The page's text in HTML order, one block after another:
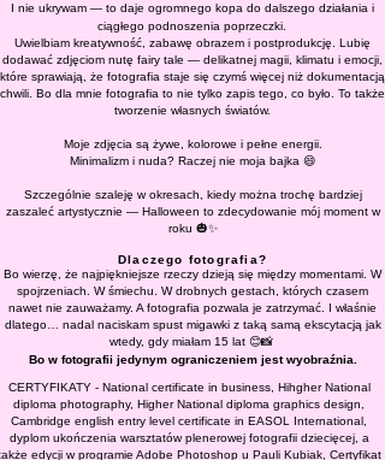
I nie ukrywam — to daje ogromnego kopa do dalszego działania i
ciągłego podnoszenia poprzeczki.
Uwielbiam kreatywność, zabawę obrazem i postprodukcję. Lubię
dodawać zdjęciom nutę fairy tale — delikatnej magii, klimatu i emocji,
które sprawiają, że fotografia staje się czymś więcej niż dokumentacją
chwili. Bo dla mnie fotografia to nie tylko zapis tego, co było. To także
tworzenie własnych światów.
Moje zdjęcia są żywe, kolorowe i pełne energii.
Minimalizm i nuda? Raczej nie moja bajka 😄
Szczególnie szaleję w okresach, kiedy można trochę bardziej
zaszaleć artystycznie — Halloween to zdecydowanie mój moment w
roku 🎃✨
Dlaczego fotografia?
Bo wierzę, że najpiękniejsze rzeczy dzieją się między momentami. W
spojrzeniach. W śmiechu. W drobnych gestach, których czasem
nawet nie zauważamy. A fotografia pozwala je zatrzymać. I właśnie
dlatego… nadal naciskam spust migawki z taką samą ekscytacją jak
wtedy, gdy miałam 15 lat 😊📸
Bo w fotografii jedynym ograniczeniem jest wyobraźnia.
CERTYFIKATY - National certificate in business, Hihgher National
diploma photography, Higher National diploma graphics design,
Cambridge english entry level certificate in EASOL International,
dyplom ukończenia warsztatów plenerowej fotografii dziecięcej, a
edycji w programie Adobe Photoshop u Pauli Kubiak, Certyfikat